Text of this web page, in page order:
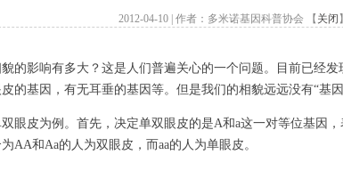
2012-04-10 | 作者：多米诺基因科普协会 【 关闭 】
的影响有多大？这是人们普遍关心的一个问题。目前已经
的基因，有无耳垂的基因等。但是我们的相貌远远没有“基因
眼皮为例。首先，决定单双眼皮的是A和a这一对等位基因
AA和Aa的人为双眼皮，而aa的人为单眼皮。